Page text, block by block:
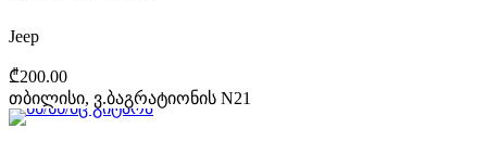
Jeep
₾200.00
თბილისი, ვ.ბაგრატიონის N21